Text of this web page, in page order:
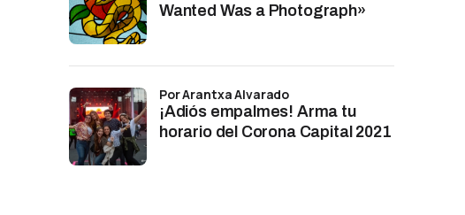
Wanted Was a Photograph»
¡Adiós empalmes! Arma tu
horario del Corona Capital 2021
por Arantxa Alvarado